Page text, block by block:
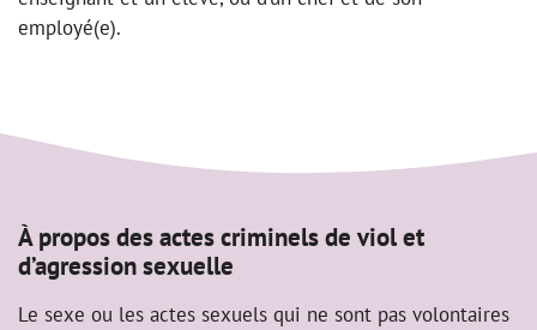
employé(e).
À propos des actes criminels de viol et
d’agression sexuelle
Le sexe ou les actes sexuels qui ne sont pas volontaires